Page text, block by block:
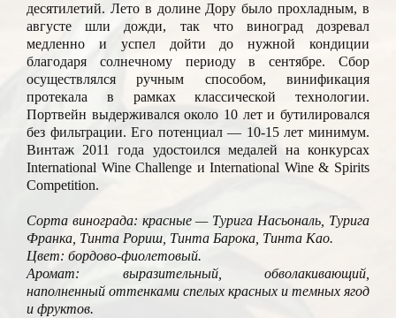
десятилетий. Лето в долине Дору было прохладным, в
августе шли дожди, так что виноград дозревал
медленно и успел дойти до нужной кондиции
благодаря солнечному периоду в сентябре. Сбор
осуществлялся ручным способом, винификация
протекала в рамках классической технологии.
Портвейн выдерживался около 10 лет и бутилировался
без фильтрации. Его потенциал — 10-15 лет минимум.
Винтаж 2011 года удостоился медалей на конкурсах
International Wine Challenge и International Wine & Spirits
Competition.
Сорта винограда: красные — Турига Насьональ, Турига
Франка, Тинта Рориш, Тинта Барока, Тинта Као.
Цвет: бордово-фиолетовый.
Аромат: выразительный, обволакивающий,
наполненный оттенками спелых красных и темных ягод
и фруктов.